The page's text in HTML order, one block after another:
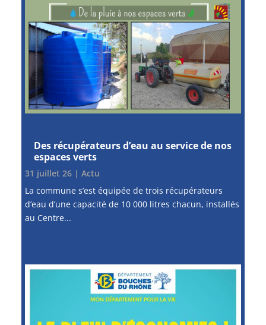
Des récupérateurs d’eau au service de nos
espaces verts
31 juillet 26| Actu
La commune s’est équipée de trois récupérateurs
d’eau d’une capacité de 10 000 litres chacun, installés
au Centre...